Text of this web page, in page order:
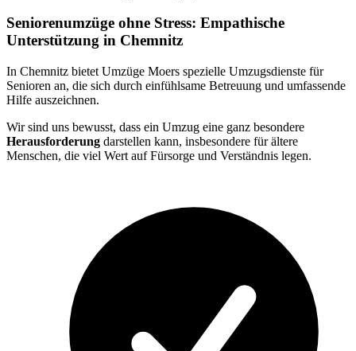
Seniorenumzüge ohne Stress: Empathische
Unterstützung in Chemnitz
In Chemnitz bietet Umzüge Moers spezielle Umzugsdienste für
Senioren an, die sich durch einfühlsame Betreuung und umfassende
Hilfe auszeichnen.
Wir sind uns bewusst, dass ein Umzug eine ganz besondere
Herausforderung darstellen kann, insbesondere für ältere
Menschen, die viel Wert auf Fürsorge und Verständnis legen.